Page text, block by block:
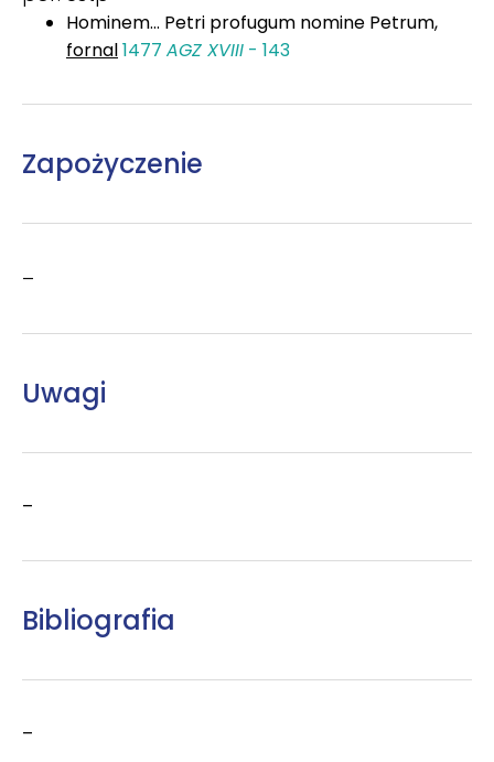
Hominem... Petri profugum nomine Petrum,
fornal1477 AGZ XVIII - 143
Zapożyczenie
–
Uwagi
–
Bibliografia
–